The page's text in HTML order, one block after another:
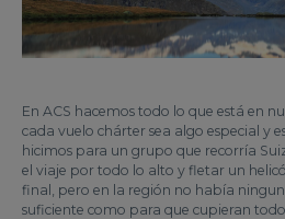
En ACS hacemos todo lo que está en
cada vuelo chárter sea algo especial y
hicimos para un grupo que recorría
el viaje por todo lo alto y fletar un
final, pero en la región no había
suficiente como para que cupieran